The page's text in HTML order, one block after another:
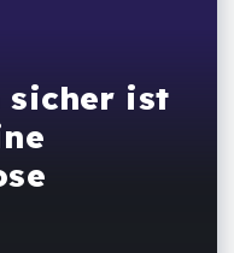
sicher ist